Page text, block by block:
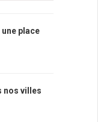
une place
nos villes